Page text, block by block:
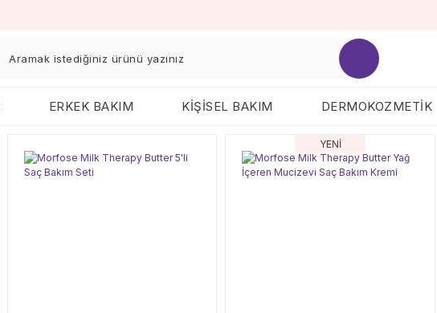
ERKEK BAKIM KİŞİSEL BAKIM DERMOKOZMETİK
YENİ